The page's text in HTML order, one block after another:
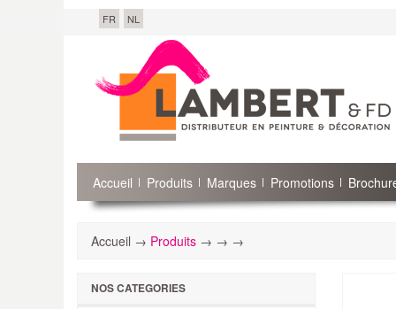
FR NL
Accueil Produits Marques Promotions
Accueil → Produits → → →
NOS CATEGORIES